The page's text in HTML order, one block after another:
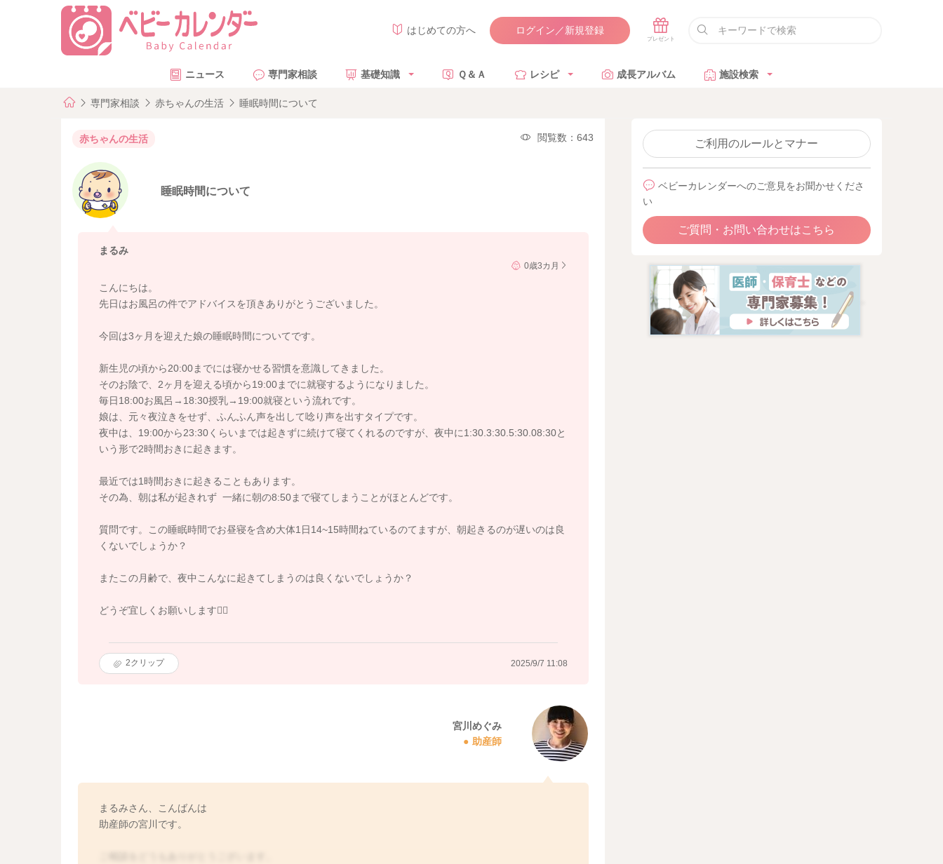
はじめての方へ ログイン／新規登録
ニュース 専門家相談 基礎知識 Ｑ＆Ａ レシピ 成長アルバム 施設検索
専門家相談 赤ちゃんの生活 睡眠時間について
赤ちゃんの生活 閲覧数：643
睡眠時間について
まるみ
0歳3カ月
こんにちは。
先日はお風呂の件でアドバイスを頂きありがとうございました。
今回は3ヶ月を迎えた娘の睡眠時間についてです。
新生児の頃から20:00までには寝かせる習慣を意識してきました。
そのお陰で、2ヶ月を迎える頃から19:00までに就寝するようになりました。
毎日18:00お風呂→18:30授乳→19:00就寝という流れです。
娘は、元々夜泣きをせず、ふんふん声を出して唸り声を出すタイプです。
夜中は、19:00から23:30くらいまでは起きずに続けて寝てくれるのですが、夜中に1:30.3:30.5:30.08:30と
いう形で2時間おきに起きます。
最近では1時間おきに起きることもあります。
その為、朝は私が起きれず 一緒に朝の8:50まで寝てしまうことがほとんどです。
質問です。この睡眠時間でお昼寝を含め大体1日14~15時間ねているのてますが、朝起きるのが遅いのは良
くないでしょうか？
またこの月齢で、夜中こんなに起きてしまうのは良くないでしょうか？
どうぞ宜しくお願いします🙇‍♀️
2クリップ 2025/9/7 11:08
宮川めぐみ
助産師
まるみさん、こんばんは
助産師の宮川です。
ご利用のルールとマナー
ベビーカレンダーへのご意見をお聞かせくださ
い
ご質問・お問い合わせはこちら